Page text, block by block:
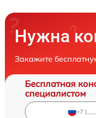
Нужна
Закажите
Бесплатная
специалистом